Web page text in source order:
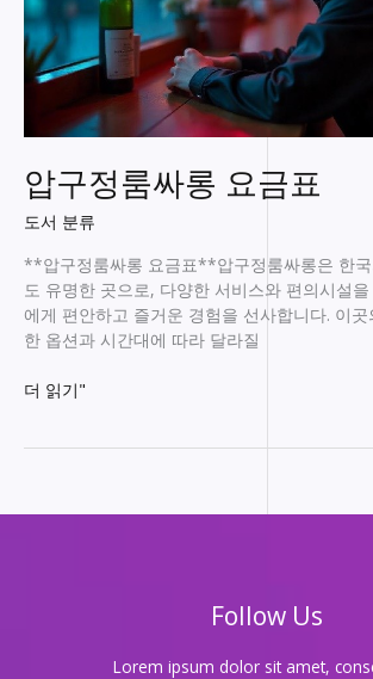
압구정룸싸롱 요금표
도서 분류
**압구정룸싸롱 요금표**압구정룸싸롱은 한
도 유명한 곳으로, 다양한 서비스와 편의시설
에게 편안하고 즐거운 경험을 선사합니다. 이
한 옵션과 시간대에 따라 달라질
압
롱
더 읽기"
Follow Us
Lorem ipsum dolor sit amet,